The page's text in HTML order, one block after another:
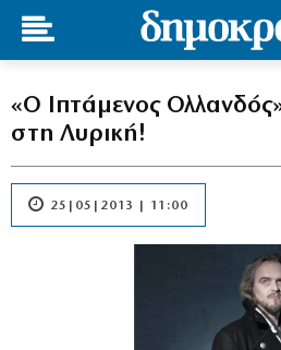
«Ο Ιπτάμενος
στη Λυρική!
25|05|2013 | 11:00